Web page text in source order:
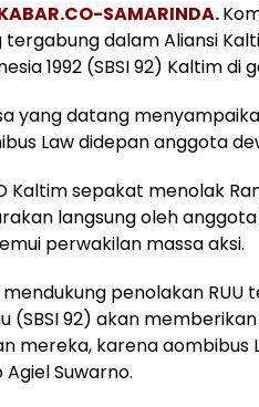
SAMARINDA.
tergabung dalam Aliansi
1992 (SBSI 92) Kaltim di
yang datang
Law didepan anggota
Kaltim sepakat menolak
langsung oleh anggota
perwakilan massa aksi.
mendukung penolakan
(SBSI 92) akan
mereka, karena aombibus
Suwarno.